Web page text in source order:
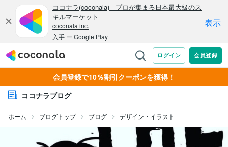
会員登録で10％割引クーポンを獲得！
ココナラブログ
ホーム ブログトップ ブログ デザイン・イラスト